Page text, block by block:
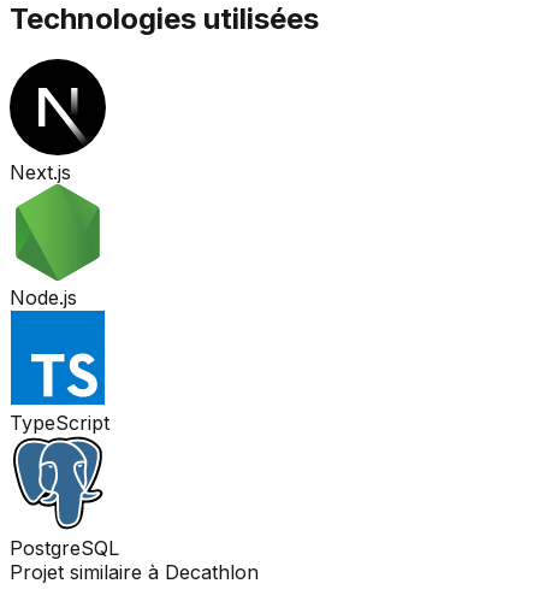
Technologies utilisées
Next.js
Node.js
TypeScript
PostgreSQL
Projet similaire à Decathlon